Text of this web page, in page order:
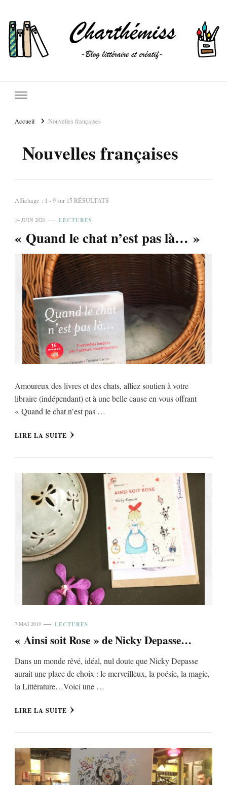
Accueil Nouvelles françaises
Nouvelles françaises
Affichage : 1 - 9 sur 15 RÉSULTATS
14 JUIN 2020 LECTURES
« Quand le chat n’est pas là… »
Amoureux des livres et des chats, alliez soutien à votre
libraire (indépendant) et à une belle cause en vous offrant
« Quand le chat n’est pas …
LIRE LA SUITE
7 MAI 2019 LECTURES
« Ainsi soit Rose » de Nicky Depasse…
Dans un monde rêvé, idéal, nul doute que Nicky Depasse
aurait une place de choix : le merveilleux, la poésie, la magie,
la Littérature…Voici une …
LIRE LA SUITE